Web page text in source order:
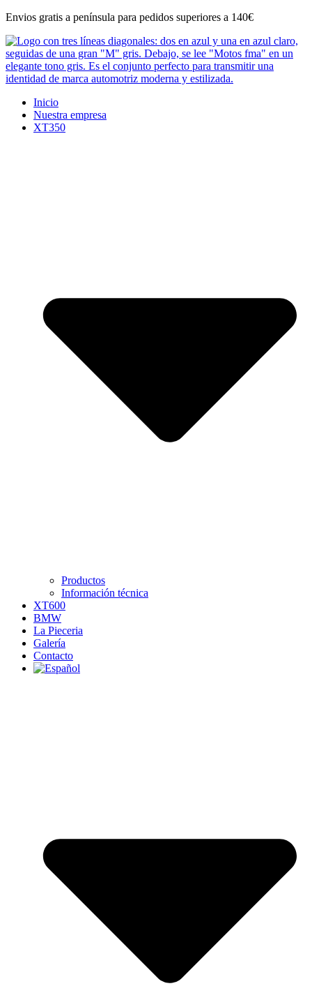
Ir
contenido
Envios gratis a península para pedidos superiores a 140€
Inicio
Nuestra empresa
XT350
Productos
Información técnica
XT600
BMW
La Pieceria
Galería
Contacto